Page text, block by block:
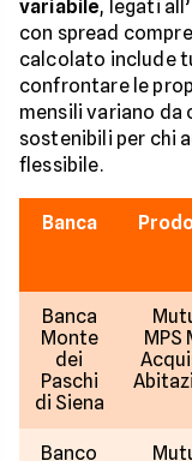
variabile, legati
con spread
calcolato include
confrontare le
mensili variano da
sostenibili per chi
flessibile.
Banca
Banca
Monte
dei
Paschi
di Siena
MPS
Banco